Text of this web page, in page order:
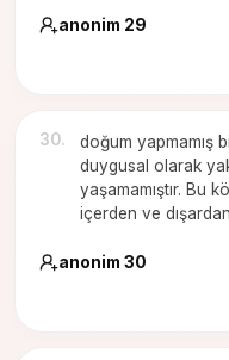
anonim 29
30.
doğum yapmamış
duygusal olarak
yaşamamıştır. Bu
içerden ve
anonim 30